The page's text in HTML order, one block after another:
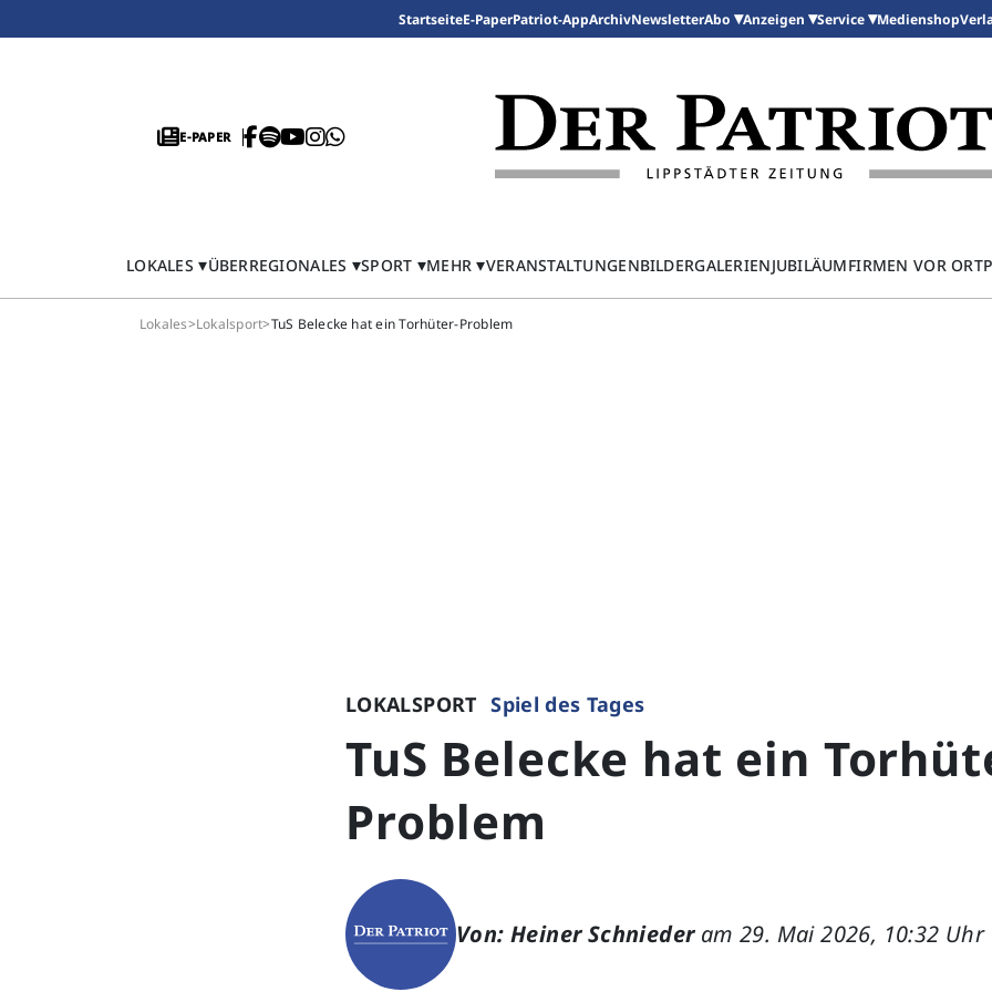
StartseiteE-PaperPatriot-AppArchivNewsletterAbo Anzeigen Service Medienshop
E-PAPER
LOKALES ÜBERREGIONALES SPORT MEHR VERANSTALTUNGENBILDERGALERIENJUBILÄUMFIRMEN VOR ORT
Lokales>Lokalsport>TuS Belecke hat ein Torhüter-Problem
LOKALSPORT Spiel des Tages
TuS Belecke hat ein
Problem
Von: Heiner Schnieder am 29. Mai 2026, 10:32 Uhr